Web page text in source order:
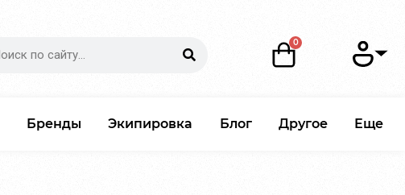
Бренды Экипировка Блог Другое Еще